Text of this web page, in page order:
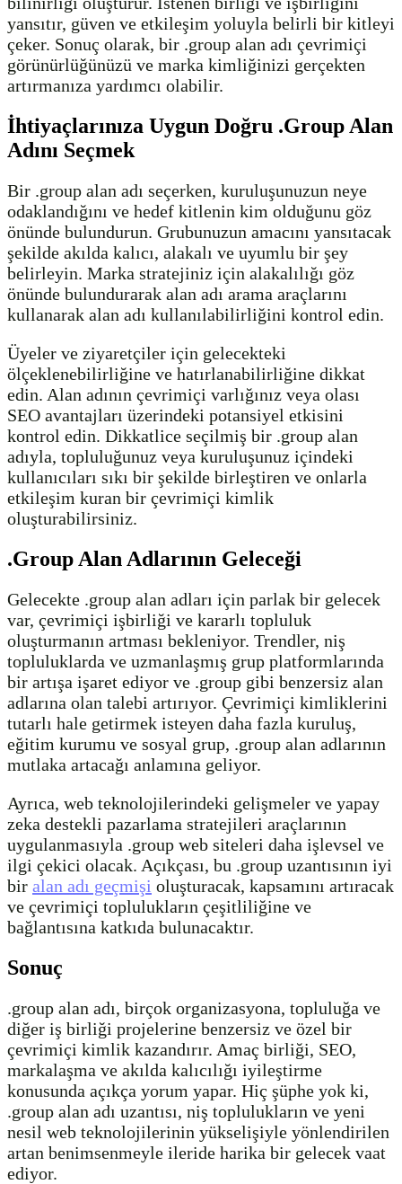
yansıtır, güven ve etkileşim yoluyla belirli bir kitleyi
çeker. Sonuç olarak, bir .group alan adı çevrimiçi
görünürlüğünüzü ve marka kimliğinizi gerçekten
artırmanıza yardımcı olabilir.
İhtiyaçlarınıza Uygun Doğru .Group Alan
Adını Seçmek
Bir .group alan adı seçerken, kuruluşunuzun neye
odaklandığını ve hedef kitlenin kim olduğunu göz
önünde bulundurun. Grubunuzun amacını yansıtacak
şekilde akılda kalıcı, alakalı ve uyumlu bir şey
belirleyin. Marka stratejiniz için alakalılığı göz
önünde bulundurarak alan adı arama araçlarını
kullanarak alan adı kullanılabilirliğini kontrol edin.
Üyeler ve ziyaretçiler için gelecekteki
ölçeklenebilirliğine ve hatırlanabilirliğine dikkat
edin. Alan adının çevrimiçi varlığınız veya olası
SEO avantajları üzerindeki potansiyel etkisini
kontrol edin. Dikkatlice seçilmiş bir .group alan
adıyla, topluluğunuz veya kuruluşunuz içindeki
kullanıcıları sıkı bir şekilde birleştiren ve onlarla
etkileşim kuran bir çevrimiçi kimlik
oluşturabilirsiniz.
.Group Alan Adlarının Geleceği
Gelecekte .group alan adları için parlak bir gelecek
var, çevrimiçi işbirliği ve kararlı topluluk
oluşturmanın artması bekleniyor. Trendler, niş
topluluklarda ve uzmanlaşmış grup platformlarında
bir artışa işaret ediyor ve .group gibi benzersiz alan
adlarına olan talebi artırıyor. Çevrimiçi kimliklerini
tutarlı hale getirmek isteyen daha fazla kuruluş,
eğitim kurumu ve sosyal grup, .group alan adlarının
mutlaka artacağı anlamına geliyor.
Ayrıca, web teknolojilerindeki gelişmeler ve yapay
zeka destekli pazarlama stratejileri araçlarının
uygulanmasıyla .group web siteleri daha işlevsel ve
ilgi çekici olacak. Açıkçası, bu .group uzantısının iyi
bir alan adı geçmişi oluşturacak, kapsamını artıracak
ve çevrimiçi toplulukların çeşitliliğine ve
bağlantısına katkıda bulunacaktır.
Sonuç
.group alan adı, birçok organizasyona, topluluğa ve
diğer iş birliği projelerine benzersiz ve özel bir
çevrimiçi kimlik kazandırır. Amaç birliği, SEO,
markalaşma ve akılda kalıcılığı iyileştirme
konusunda açıkça yorum yapar. Hiç şüphe yok ki,
.group alan adı uzantısı, niş toplulukların ve yeni
nesil web teknolojilerinin yükselişiyle yönlendirilen
artan benimsenmeyle ileride harika bir gelecek vaat
ediyor.